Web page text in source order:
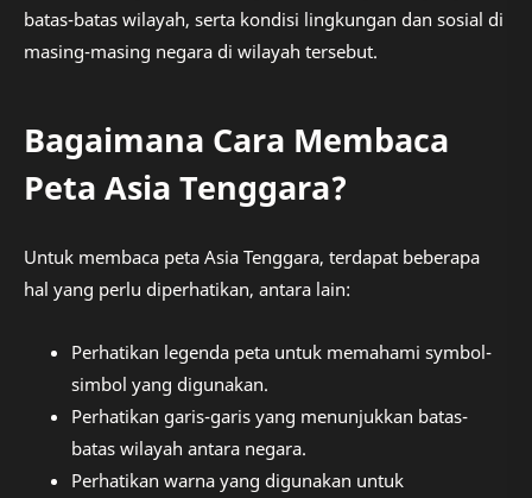
batas-batas wilayah, serta kondisi lingkungan dan sosial di
masing-masing negara di wilayah tersebut.
Bagaimana Cara Membaca
Peta Asia Tenggara?
Untuk membaca peta Asia Tenggara, terdapat beberapa
hal yang perlu diperhatikan, antara lain:
Perhatikan legenda peta untuk memahami symbol-
simbol yang digunakan.
Perhatikan garis-garis yang menunjukkan batas-
batas wilayah antara negara.
Perhatikan warna yang digunakan untuk